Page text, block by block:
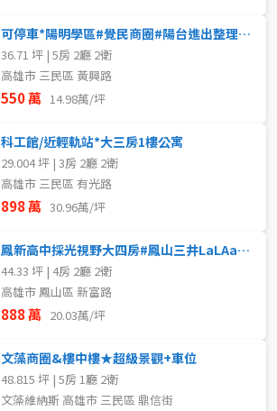
可停車*陽明學區#覺民商圈#陽台進出整理5大房公寓
36.71 坪 | 5房 2廳 2衛
高雄市 三民區 黃興路
550 萬 14.98萬/坪
科工館/近輕軌站*大三房1樓公寓
29.004 坪 | 3房 2廳 2衛
高雄市 三民區 有光路
898 萬 30.96萬/坪
鳳新高中採光視野大四房#鳳山三井LaLAaport
44.33 坪 | 4房 2廳 2衛
高雄市 鳳山區 新富路
888 萬 20.03萬/坪
文藻商圈&樓中樓★超級景觀+車位
48.815 坪 | 5房 1廳 2衛
文藻維納斯 高雄市 三民區 鼎信街